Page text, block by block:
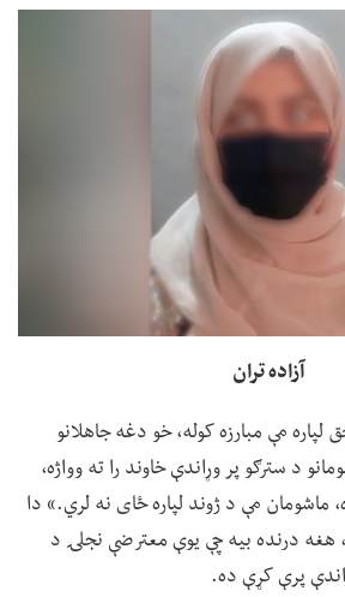
آزاده تران
لپاره مې مبارزه کوله، خو دغه جاهلانو
د سترګو پر وړاندې خاوند را ته وواژه،
ماشومان مې د ژوند لپاره ځای نه لري.» دا
هغه درنده بیه چې یوې معترضې نجلۍ د
پرې کړې ده.